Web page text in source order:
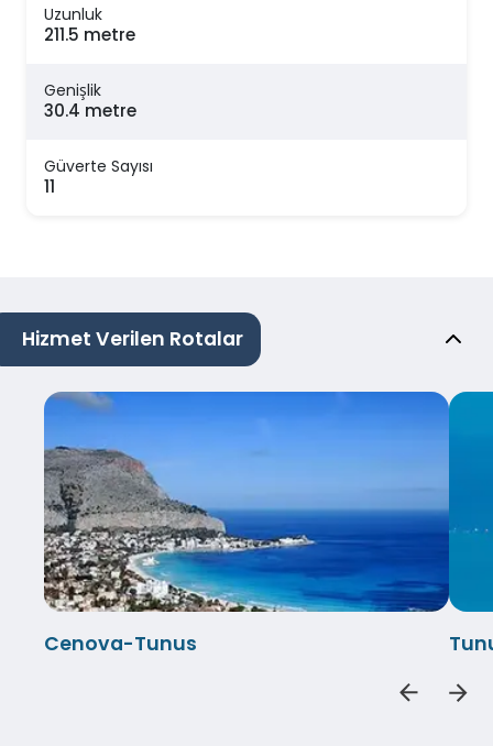
Uzunluk
211.5 metre
Genişlik
30.4 metre
Güverte Sayısı
11
Hizmet Verilen Rotalar
Cenova-Tunus